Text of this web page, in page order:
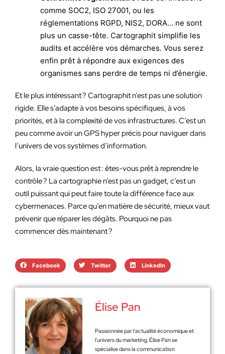
comme SOC2, ISO 27001, ou les
réglementations RGPD, NIS2, DORA… ne sont
plus un casse-tête. Cartographit simplifie les
audits et accélère vos démarches. Vous serez
enfin prêt à répondre aux exigences des
organismes sans perdre de temps ni d’énergie.
Et le plus intéressant ? Cartographit n’est pas une solution
rigide. Elle s’adapte à vos besoins spécifiques, à vos
priorités, et à la complexité de vos infrastructures. C’est un
peu comme avoir un GPS hyper précis pour naviguer dans
l’univers de vos systèmes d’information.
Alors, la vraie question est : êtes-vous prêt à reprendre le
contrôle ? La cartographie n’est pas un gadget, c’est un
outil puissant qui peut faire toute la différence face aux
cybermenaces. Parce qu’en matière de sécurité, mieux vaut
prévenir que réparer les dégâts. Pourquoi ne pas
commencer dès maintenant ?
Facebook Twitter LinkedIn
Élise Pan
Passionnée par l'actualité économique et
l'univers du marketing, Élise Pan se
spécialise dans la communication